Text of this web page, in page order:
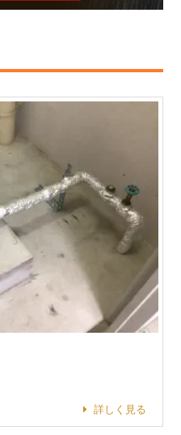
詳しく見る